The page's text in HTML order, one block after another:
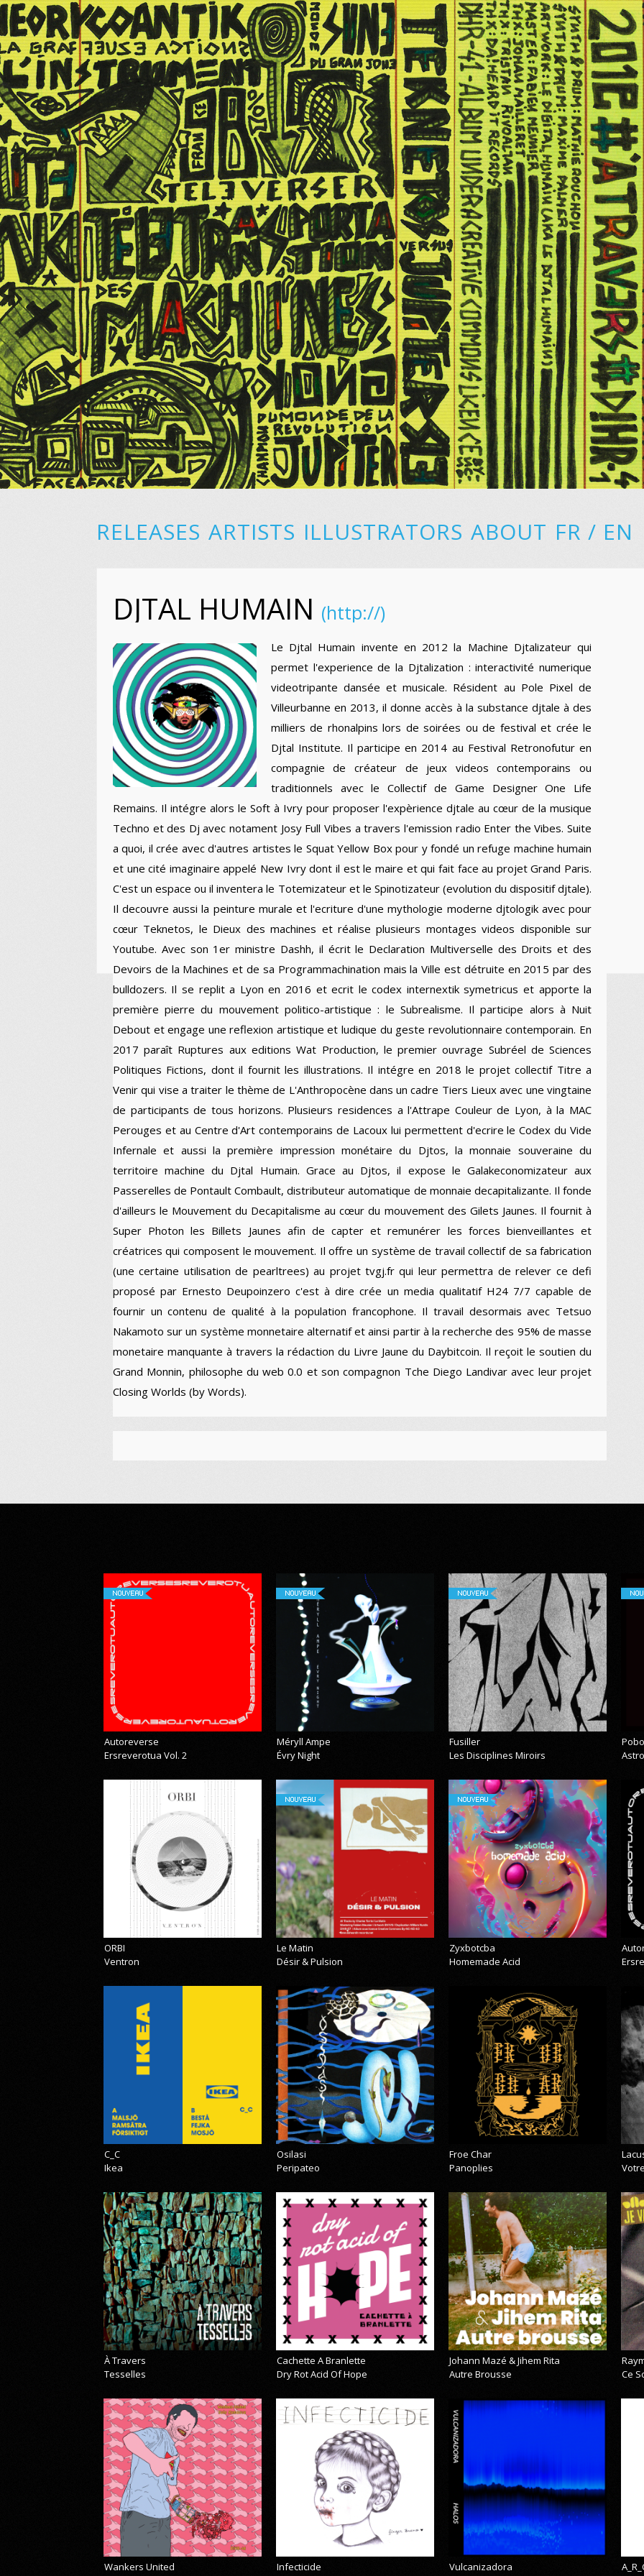
RELEASES ARTISTS ILLUSTRATORS ABOUT FR/ EN
DJTAL HUMAIN (http://)
Le Djtal Humain invente en 2012 la Machine Djtalizateur qui
permet l'experience de la Djtalization : interactivité numerique
videotripante dansée et musicale. Résident au Pole Pixel de
Villeurbanne en 2013, il donne accès à la substance djtale à des
milliers de rhonalpins lors de soirées ou de festival et crée le
Djtal Institute. Il participe en 2014 au Festival Retronofutur en
compagnie de créateur de jeux videos contemporains ou
traditionnels avec le Collectif de Game Designer One Life
Remains. Il intégre alors le Soft à Ivry pour proposer l'expèrience djtale au cœur de la musique
Techno et des Dj avec notament Josy Full Vibes a travers l'emission radio Enter the Vibes. Suite
a quoi, il crée avec d'autres artistes le Squat Yellow Box pour y fondé un refuge machine humain
et une cité imaginaire appelé New Ivry dont il est le maire et qui fait face au projet Grand Paris.
C'est un espace ou il inventera le Totemizateur et le Spinotizateur (evolution du dispositif djtale).
Il decouvre aussi la peinture murale et l'ecriture d'une mythologie moderne djtologik avec pour
cœur Teknetos, le Dieux des machines et réalise plusieurs montages videos disponible sur
Youtube. Avec son 1er ministre Dashh, il écrit le Declaration Multiverselle des Droits et des
Devoirs de la Machines et de sa Programmachination mais la Ville est détruite en 2015 par des
bulldozers. Il se replit a Lyon en 2016 et ecrit le codex internextik symetricus et apporte la
première pierre du mouvement politico-artistique : le Subrealisme. Il participe alors à Nuit
Debout et engage une reflexion artistique et ludique du geste revolutionnaire contemporain. En
2017 paraît Ruptures aux editions Wat Production, le premier ouvrage Subréel de Sciences
Politiques Fictions, dont il fournit les illustrations. Il intégre en 2018 le projet collectif Titre a
Venir qui vise a traiter le thème de L'Anthropocène dans un cadre Tiers Lieux avec une vingtaine
de participants de tous horizons. Plusieurs residences a l'Attrape Couleur de Lyon, à la MAC
Perouges et au Centre d'Art contemporains de Lacoux lui permettent d'ecrire le Codex du Vide
Infernale et aussi la première impression monétaire du Djtos, la monnaie souveraine du
territoire machine du Djtal Humain. Grace au Djtos, il expose le Galakeconomizateur aux
Passerelles de Pontault Combault, distributeur automatique de monnaie decapitalizante. Il fonde
d'ailleurs le Mouvement du Decapitalisme au cœur du mouvement des Gilets Jaunes. Il fournit à
Super Photon les Billets Jaunes afin de capter et remunérer les forces bienveillantes et
créatrices qui composent le mouvement. Il offre un système de travail collectif de sa fabrication
(une certaine utilisation de pearltrees) au projet tvgj.fr qui leur permettra de relever ce defi
proposé par Ernesto Deupoinzero c'est à dire crée un media qualitatif H24 7/7 capable de
fournir un contenu de qualité à la population francophone. Il travail desormais avec Tetsuo
Nakamoto sur un système monnetaire alternatif et ainsi partir à la recherche des 95% de masse
monetaire manquante à travers la rédaction du Livre Jaune du Daybitcoin. Il reçoit le soutien du
Grand Monnin, philosophe du web 0.0 et son compagnon Tche Diego Landivar avec leur projet
Closing Worlds (by Words).
NOUVEAU
Autoreverse
Ersreverotua Vol. 2
NOUVEAU
Méryll Ampe
Évry Night
NOUVEAU
Fusiller
Les Disciplines Miroirs
ORBI
Ventron
NOUVEAU
Le Matin
Désir & Pulsion
NOUVEAU
Zyxbotcba
Homemade Acid
C_C
Ikea
Osilasi
Peripateo
Froe Char
Panoplies
À Travers
Tesselles
Cachette A Branlette
Dry Rot Acid Of Hope
Johann Mazé & Jihem Rita
Autre Brousse
Ce
Wankers United
Infecticide
Vulcanizadora